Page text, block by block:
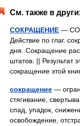
См. также в
СОКРАЩЕНИЕ —
Действие по глаг.
дня. Сокращение
штатов. || Результат
сокращение этой
сокращение —
стягивание,
спад, упадок,
освобождение,